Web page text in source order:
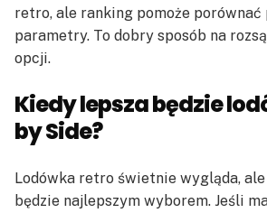
retro, ale ranking pomoże porównać
parametry. To dobry sposób na
opcji.
Kiedy lepsza będzie
by Side?
Lodówka retro świetnie wygląda,
będzie najlepszym wyborem. Jeśli